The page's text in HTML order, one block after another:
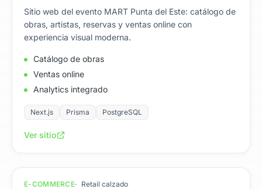
Sitio web del evento MART Punta del Este: catálogo de
obras, artistas, reservas y ventas online con
experiencia visual moderna.
Catálogo de obras
Ventas online
Analytics integrado
Next.js Prisma PostgreSQL
Ver sitio
E-COMMERCE Retail calzado